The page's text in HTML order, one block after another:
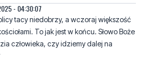
Niedługo zlot pisowców u niego.
Odpowiedz na komentarz
- 04:30:07
tacy niedobrzy, a wczoraj większość